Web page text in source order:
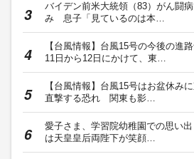
バイデン前米大統領（83）がん闘
み 息子「見ているのは本…
【台風情報】台風15号の今後の進
11日から12日にかけて、東…
【台風情報】台風15号はお盆休み
直撃する恐れ 関東も影…
愛子さま、学習院幼稚園での思い
は天皇皇后両陛下が笑顔…